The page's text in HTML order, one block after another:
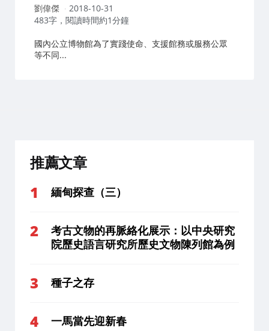
作
者：
劉偉傑
2018-10-31
483字，閱讀時間約1分鐘
國內公立博物館為了實踐使命、支援館務或服務公眾
等不同...
推薦文章
緬甸探查（三）
考古文物的再脈絡化展示：以中央研究
院歷史語言研究所歷史文物陳列館為例
種子之存
一馬當先迎新春